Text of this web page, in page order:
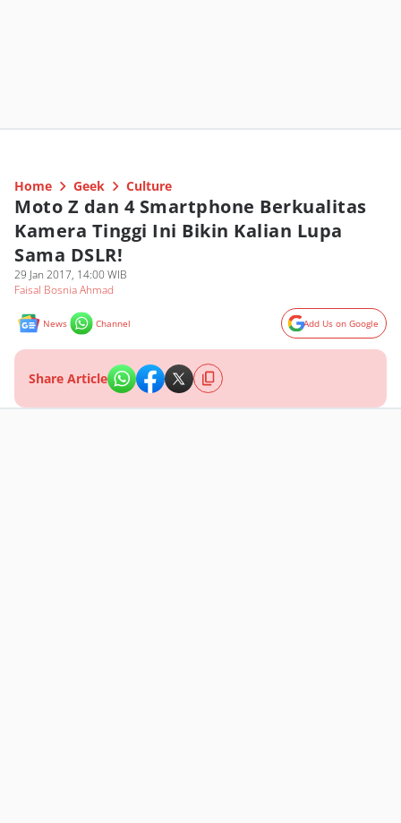
Home Geek Culture
Moto Z dan 4 Smartphone Berkualitas
Kamera Tinggi Ini Bikin Kalian Lupa
Sama DSLR!
29 Jan 2017, 14:00 WIB
Faisal Bosnia Ahmad
News Channel Add Us on Google
Share Article